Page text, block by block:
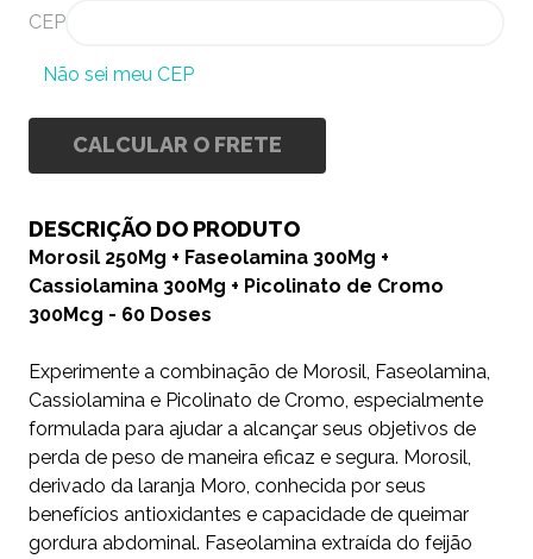
CEP
Não sei meu CEP
CALCULAR O FRETE
DESCRIÇÃO DO PRODUTO
Morosil 250Mg + Faseolamina 300Mg +
Cassiolamina 300Mg + Picolinato de Cromo
300Mcg - 60 Doses
Experimente a combinação de Morosil, Faseolamina,
Cassiolamina e Picolinato de Cromo, especialmente
formulada para ajudar a alcançar seus objetivos de
perda de peso de maneira eficaz e segura. Morosil,
derivado da laranja Moro, conhecida por seus
benefícios antioxidantes e capacidade de queimar
gordura abdominal. Faseolamina extraída do feijão